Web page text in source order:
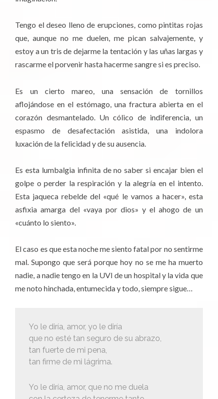
Tengo el deseo lleno de erupciones, como pintitas rojas
que, aunque no me duelen, me pican salvajemente, y
estoy a un tris de dejarme la tentación y las uñas largas y
rascarme el porvenir hasta hacerme sangre si es preciso.
Es un cierto mareo, una sensación de tornillos
aflojándose en el estómago, una fractura abierta en el
corazón desmantelado. Un cólico de indiferencia, un
espasmo de desafectación asistida, una indolora
luxación de la felicidad y de su ausencia.
Es esta lumbalgia infinita de no saber si encajar bien el
golpe o perder la respiración y la alegría en el intento.
Esta jaqueca rebelde del «qué le vamos a hacer», esta
asfixia amarga del «vaya por dios» y el ahogo de un
«cuánto lo siento».
El caso es que esta noche me siento fatal por no sentirme
mal. Supongo que será porque hoy no se me ha muerto
nadie, a nadie tengo en la UVI de un hospital y la vida que
me noto hinchada, entumecida y todo, siempre sigue…
Yo le diría, amor, yo le diría
que no esté tan seguro de su abrazo,
tan fuerte de mi pena,
tan firme de mi lágrima.
Yo le diría, amor, que no me duela